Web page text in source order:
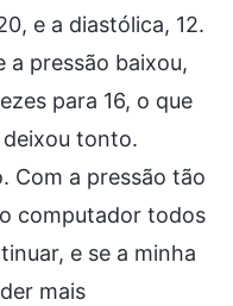
e a diastólica, 12.
a pressão baixou,
para 16, o que
deixou tonto.
Com a pressão tão
computador todos
e se a minha
mais